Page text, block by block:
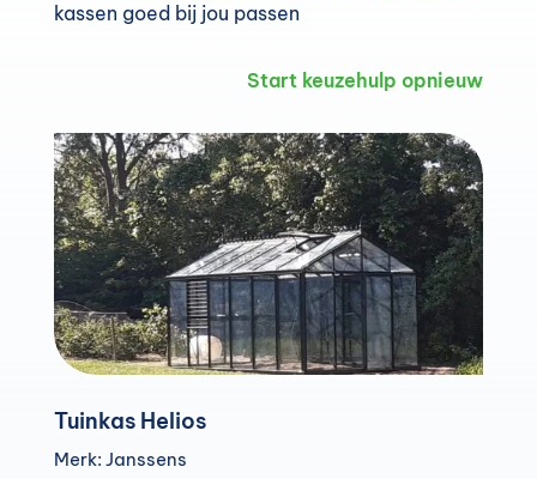
kassen goed bij jou passen
Start keuzehulp opnieuw
Tuinkas Helios
Merk: Janssens